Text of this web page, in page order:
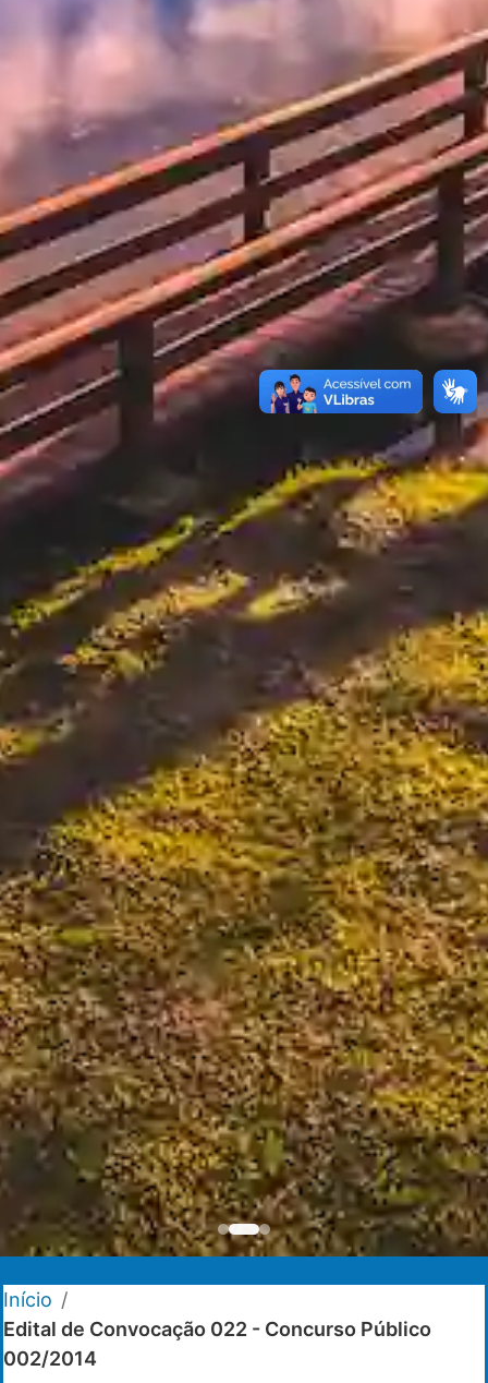
Início /
Edital de Convocação 022 - Concurso Público
002/2014